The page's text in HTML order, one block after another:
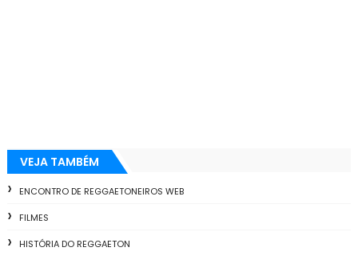
VEJA TAMBÉM
ENCONTRO DE REGGAETONEIROS WEB
FILMES
HISTÓRIA DO REGGAETON